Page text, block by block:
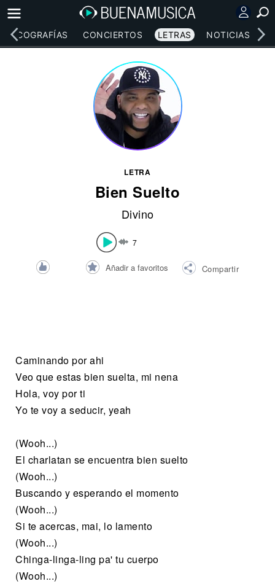
DISCOGRAFÍAS CONCIERTOS LETRAS NOTICIAS
LETRA
Bien Suelto
Divino
7
Añadir a favoritos Compartir
Caminando por ahi
Veo que estas bien suelta, mi nena
Hola, voy por ti
Yo te voy a seducir, yeah
(Wooh...)
El charlatan se encuentra bien suelto
(Wooh...)
Buscando y esperando el momento
(Wooh...)
Si te acercas, mai, lo lamento
(Wooh...)
Chinga-linga-ling pa' tu cuerpo
(Wooh...)